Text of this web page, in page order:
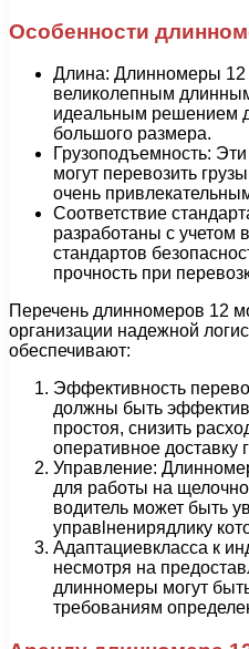
Особенности
Длина: Длинномеры 12
великолепным
идеальным решением
большого размера.
Грузоподъемность:
могут перевозить
очень
Соответствие
разработаны с учетом
стандартов
прочность при
Перечень длинномеров 12
организации надежной
обеспечивают:
Эффективность
должны быть
простоя, снизить
оперативное доставку
Управление:
для работы на
водитель может быть
управlненирядлику
Адаптациевкласса к
несмотря на
длинномеры могут
требованиям